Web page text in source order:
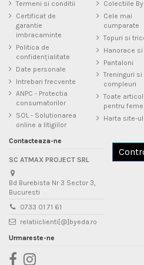
- PayPal (pentru comenzi in €), fara
Termeni si conditii
Certificat de
garantie
imbracaminte
Politica de
confidențialitate
Date personale
Intrebari frecvente
ANPC - Protectia
consumatorilor
SOL - Solutionarea
online a litigiilor
Colectiile By
Cele mai
cumparate
Topuri si
Hanorace si
Pantaloni
Treninguri si
compleuri
Toate
pentru femei
Harta site-
Contacteaza-ne
SC ATMAX PROJECT SRL
Bd Burebista Nr 3 Sector 3,
Bucuresti
0733 01 71 61
relatiiclienti[@]byeda.ro
Urmareste-ne